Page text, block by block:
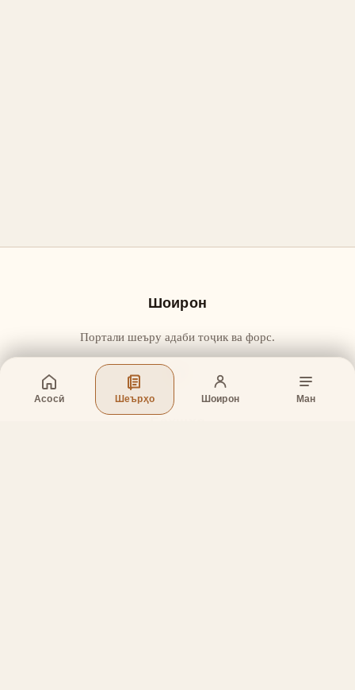
Асосӣ Шеърҳо Шоирон Ман
Шоирон
Портали шеъру адаби тоҷик ва форс.